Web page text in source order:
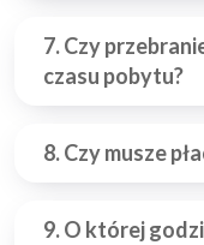
7. Czy
czasu pobytu?
8. Czy musze
9. O której